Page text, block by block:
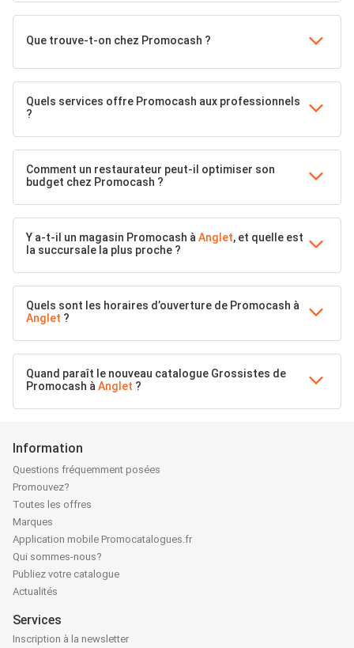
Que trouve-t-on chez Promocash ?
Quels services offre Promocash aux professionnels
?
Comment un restaurateur peut-il optimiser son
budget chez Promocash ?
Y a-t-il un magasin Promocash àAnglet, et quelle est
la succursale la plus proche ?
Quels sont les horaires d’ouverture de Promocash à
Anglet ?
Quand paraît le nouveau catalogue Grossistes de
Promocash àAnglet ?
Information
Questions fréquemment posées
Promouvez?
Toutes les offres
Marques
Application mobile Promocatalogues.fr
Qui sommes-nous?
Publiez votre catalogue
Actualités
Services
Inscription à la newsletter